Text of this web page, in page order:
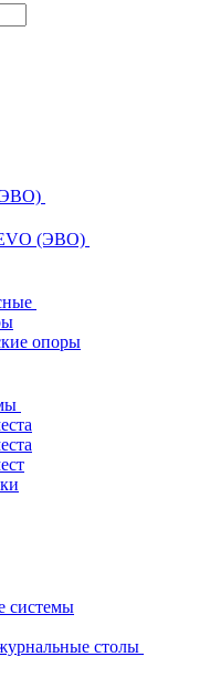
(ЭВО)
опоры
системы
столы